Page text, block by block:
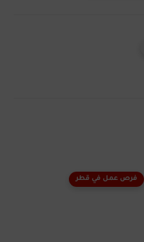
فرص عمل في قطر